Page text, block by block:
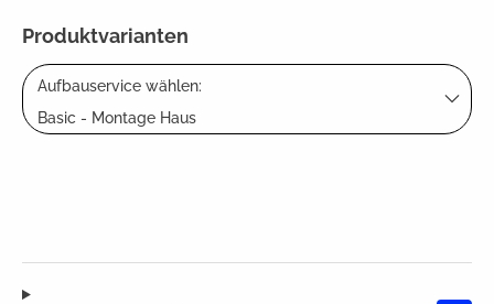
Produktvarianten
Aufbauservice wählen:
Basic - Montage Haus